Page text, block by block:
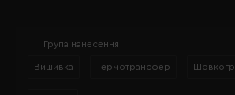
Група нанесення
Вишивка Термотрансфер